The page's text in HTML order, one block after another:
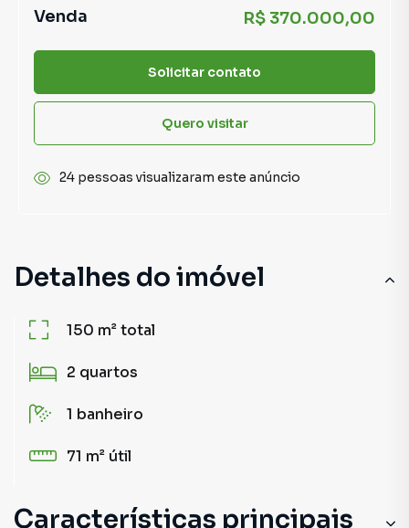
Detalhes do imóvel
150 m²total
2 quartos
1 banheiro
71 m² útil
Características principais
Venda R$ 370.000,00
Solicitar contato
Quero visitar
24 pessoas visualizaram este anúncio